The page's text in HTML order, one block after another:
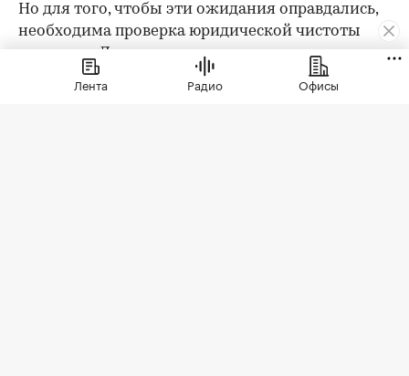
Но для того, чтобы эти ожидания оправдались,
необходима проверка юридической чистоты
квартиры. Для ее проведения существует
определенный чек-лист; давайте остановимся
на его основных пунктах. Итак, какие
Лента Радио Офисы